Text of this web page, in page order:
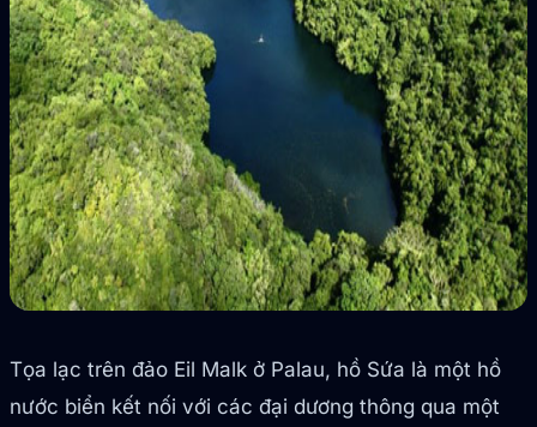
Tọa lạc trên đảo Eil Malk ở Palau, hồ Sứa là một hồ
nước biển kết nối với các đại dương thông qua một